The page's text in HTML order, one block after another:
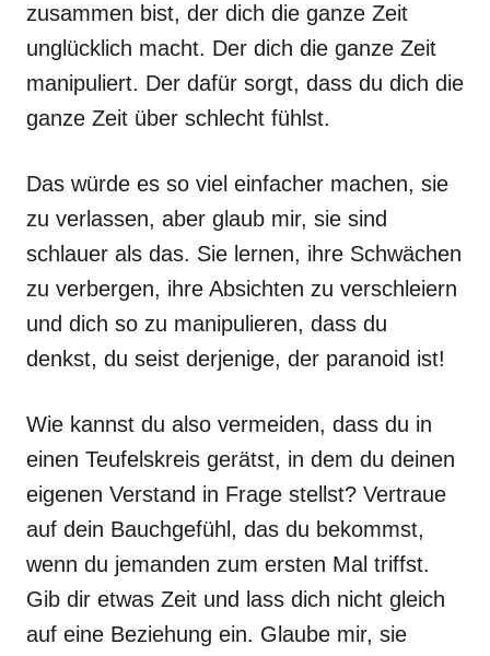
zusammen bist, der dich die ganze Zeit
unglücklich macht. Der dich die ganze Zeit
manipuliert. Der dafür sorgt, dass du dich die
ganze Zeit über schlecht fühlst.
Das würde es so viel einfacher machen, sie
zu verlassen, aber glaub mir, sie sind
schlauer als das. Sie lernen, ihre Schwächen
zu verbergen, ihre Absichten zu verschleiern
und dich so zu manipulieren, dass du
denkst, du seist derjenige, der paranoid ist!
Wie kannst du also vermeiden, dass du in
einen Teufelskreis gerätst, in dem du deinen
eigenen Verstand in Frage stellst? Vertraue
auf dein Bauchgefühl, das du bekommst,
wenn du jemanden zum ersten Mal triffst.
Gib dir etwas Zeit und lass dich nicht gleich
auf eine Beziehung ein. Glaube mir, sie